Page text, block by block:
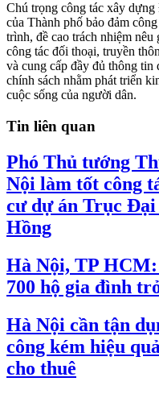
Chú trọng công tác xây
của Thành phố bảo đảm
trình, đề cao trách nhiệm
công tác đối thoại, truyền
và cung cấp đầy đủ thông tin
chính sách nhằm phát triển
cuộc sống của người dân.
Tin liên quan
Phó Thủ tướng
Nội làm tốt công
cư dự án Trục Đại
Hồng
Hà Nội, TP
700 hộ gia đình
Hà Nội cần tận
công kém hiệu
cho thuê